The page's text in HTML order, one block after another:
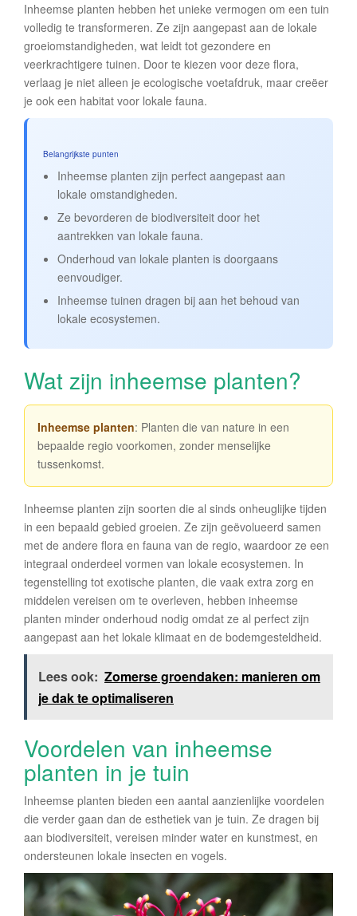
Inheemse planten hebben het unieke vermogen om een tuin
volledig te transformeren. Ze zijn aangepast aan de lokale
groeiomstandigheden, wat leidt tot gezondere en
veerkrachtigere tuinen. Door te kiezen voor deze flora,
verlaag je niet alleen je ecologische voetafdruk, maar creëer
je ook een habitat voor lokale fauna.
Belangrijkste punten
Inheemse planten zijn perfect aangepast aan
lokale omstandigheden.
Ze bevorderen de biodiversiteit door het
aantrekken van lokale fauna.
Onderhoud van lokale planten is doorgaans
eenvoudiger.
Inheemse tuinen dragen bij aan het behoud van
lokale ecosystemen.
Wat zijn inheemse planten?
Inheemse planten: Planten die van nature in een
bepaalde regio voorkomen, zonder menselijke
tussenkomst.
Inheemse planten zijn soorten die al sinds onheuglijke tijden
in een bepaald gebied groeien. Ze zijn geëvolueerd samen
met de andere flora en fauna van de regio, waardoor ze een
integraal onderdeel vormen van lokale ecosystemen. In
tegenstelling tot exotische planten, die vaak extra zorg en
middelen vereisen om te overleven, hebben inheemse
planten minder onderhoud nodig omdat ze al perfect zijn
aangepast aan het lokale klimaat en de bodemgesteldheid.
Lees ook: Zomerse groendaken: manieren om
je dak te optimaliseren
Voordelen van inheemse
planten in je tuin
Inheemse planten bieden een aantal aanzienlijke voordelen
die verder gaan dan de esthetiek van je tuin. Ze dragen bij
aan biodiversiteit, vereisen minder water en kunstmest, en
ondersteunen lokale insecten en vogels.